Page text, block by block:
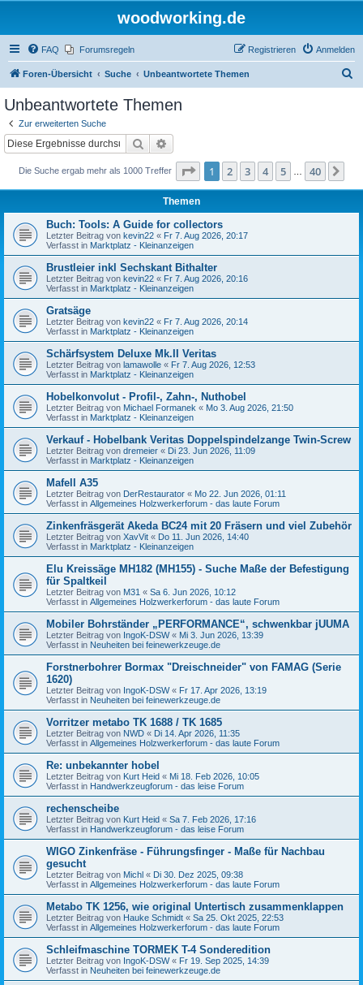
woodworking.de
FAQ Forumsregeln Anmelden
Registrieren
Foren-Übersicht Suche Unbeantwortete Themen
Unbeantwortete Themen
Zur erweiterten Suche
Suche
Die Suche ergab mehr als 1000 Treffer Seite 1von 40
1 2 3 4 5 40
Themen
Buch: Tools: A Guide for collectors
Letzter Beitrag von kevin22 « Fr 7. Aug 2026, 20:17
Verfasst in Marktplatz - Kleinanzeigen
Brustleier inkl Sechskant Bithalter
Letzter Beitrag von kevin22 « Fr 7. Aug 2026, 20:16
Verfasst in Marktplatz - Kleinanzeigen
Gratsäge
Letzter Beitrag von kevin22 « Fr 7. Aug 2026, 20:14
Verfasst in Marktplatz - Kleinanzeigen
Schärfsystem Deluxe Mk.II Veritas
Letzter Beitrag von lamawolle « Fr 7. Aug 2026, 12:53
Verfasst in Marktplatz - Kleinanzeigen
Hobelkonvolut - Profil-, Zahn-, Nuthobel
Letzter Beitrag von Michael Formanek « Mo 3. Aug 2026, 21:50
Verfasst in Marktplatz - Kleinanzeigen
Verkauf - Hobelbank Veritas Doppelspindelzange Twin-Screw
Letzter Beitrag von dremeier « Di 23. Jun 2026, 11:09
Verfasst in Marktplatz - Kleinanzeigen
Mafell A35
Letzter Beitrag von DerRestaurator « Mo 22. Jun 2026, 01:11
Verfasst in Allgemeines Holzwerkerforum - das laute Forum
Zinkenfräsgerät Akeda BC24 mit 20 Fräsern und viel Zubehör
Letzter Beitrag von XavVit « Do 11. Jun 2026, 14:40
Verfasst in Marktplatz - Kleinanzeigen
Elu Kreissäge MH182 (MH155) - Suche Maße der Befestigung
für Spaltkeil
Letzter Beitrag von M31 « Sa 6. Jun 2026, 10:12
Verfasst in Allgemeines Holzwerkerforum - das laute Forum
Mobiler Bohrständer „PERFORMANCE“, schwenkbar jUUMA
Letzter Beitrag von IngoK-DSW« Mi 3. Jun 2026, 13:39
Verfasst in Neuheiten bei feinewerkzeuge.de
Forstnerbohrer Bormax "Dreischneider" von FAMAG (Serie
1620)
Letzter Beitrag von IngoK-DSW« Fr 17. Apr 2026, 13:19
Verfasst in Neuheiten bei feinewerkzeuge.de
Vorritzer metabo TK 1688 / TK 1685
Letzter Beitrag von NWD « Di 14. Apr 2026, 11:35
Verfasst in Allgemeines Holzwerkerforum - das laute Forum
Re: unbekannter hobel
Letzter Beitrag von Kurt Heid « Mi 18. Feb 2026, 10:05
Verfasst in Handwerkzeugforum - das leise Forum
rechenscheibe
Letzter Beitrag von Kurt Heid « Sa 7. Feb 2026, 17:16
Verfasst in Handwerkzeugforum - das leise Forum
WIGO Zinkenfräse - Führungsfinger - Maße für Nachbau
gesucht
Letzter Beitrag von Michl « Di 30. Dez 2025, 09:38
Verfasst in Allgemeines Holzwerkerforum - das laute Forum
Metabo TK 1256, wie original Untertisch zusammenklappen
Letzter Beitrag von Hauke Schmidt « Sa 25. Okt 2025, 22:53
Verfasst in Allgemeines Holzwerkerforum - das laute Forum
Schleifmaschine TORMEK T-4 Sonderedition
Letzter Beitrag von IngoK-DSW« Fr 19. Sep 2025, 14:39
Verfasst in Neuheiten bei feinewerkzeuge.de